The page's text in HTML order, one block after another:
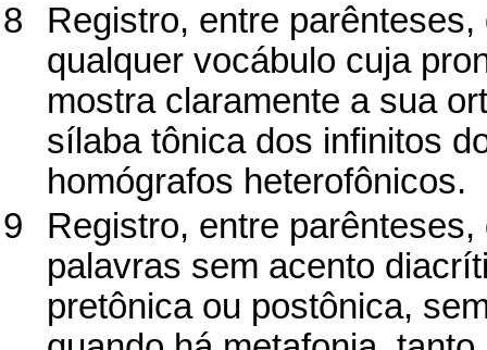
8
Registro, entre
qualquer vocábulo cuja
mostra claramente a sua
sílaba tônica dos infinitos
homógrafos heterofônicos.
9
Registro, entre
palavras sem acento
pretônica ou postônica,